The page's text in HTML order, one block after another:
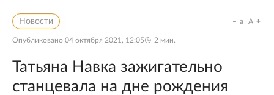
Новости
Опубликовано 04 октября 2021, 12:05 2 мин.
a A
Татьяна Навка зажигательно
станцевала на дне рождения